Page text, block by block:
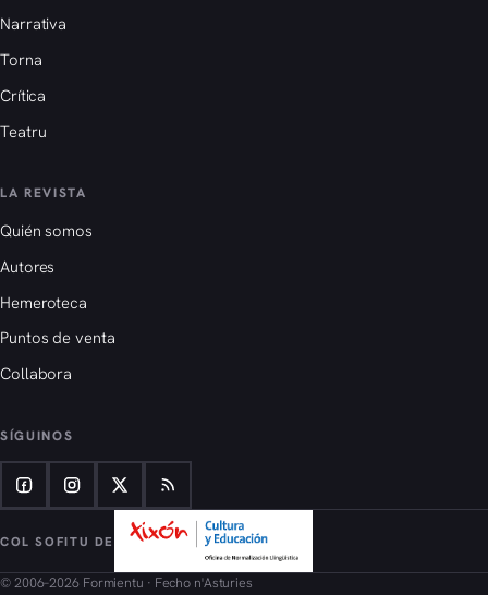
Narrativa
Torna
Crítica
Teatru
LA REVISTA
Quién somos
Autores
Hemeroteca
Puntos de venta
Collabora
SÍGUINOS
COL SOFITU DE
© 2006–2026 Formientu · Fecho n'Asturies